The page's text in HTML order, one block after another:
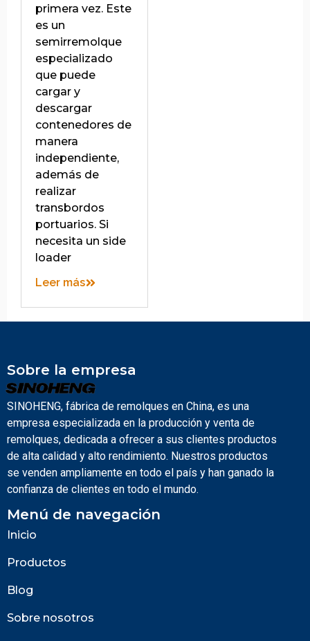
primera vez. Este
es un
semirremolque
especializado
que puede
cargar y
descargar
contenedores de
manera
independiente,
además de
realizar
transbordos
portuarios. Si
necesita un side
loader
Leer más
Sobre la empresa
SINOHENG, fábrica de remolques en China, es una
empresa especializada en la producción y venta de
remolques, dedicada a ofrecer a sus clientes productos
de alta calidad y alto rendimiento. Nuestros productos
se venden ampliamente en todo el país y han ganado la
confianza de clientes en todo el mundo.
Menú de navegación
Inicio
Productos
Blog
Sobre nosotros